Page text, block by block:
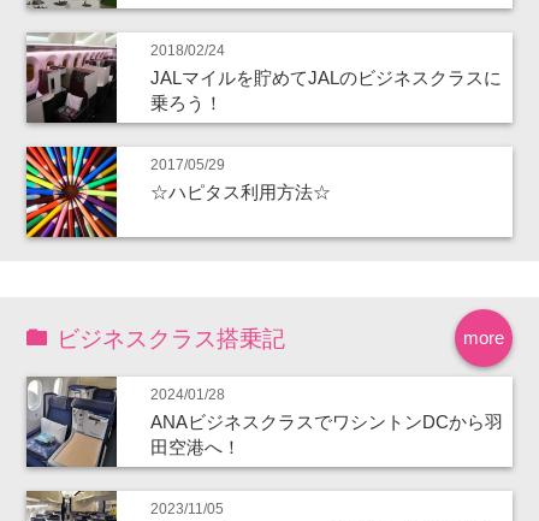
2018/02/24
JALマイルを貯めてJALのビジネスクラスに
乗ろう！
2017/05/29
☆ハピタス利用方法☆
more
ビジネスクラス搭乗記
2024/01/28
ANAビジネスクラスでワシントンDCから羽
田空港へ！
2023/11/05